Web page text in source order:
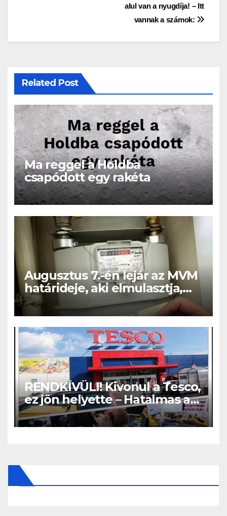
alul van a nyugdíja! – Itt
vannak a számok:
Related Post
Ma reggel a Holdba
csapódott egy rakéta
Augusztus 7.-én lejár az MVM
határideje, aki elmulasztja,
nagy bajba kerülhet!
RENDKÍVÜLI! Kivonul a Tesco,
ez jön helyette – Hatalmas a
felháborodás az országban: